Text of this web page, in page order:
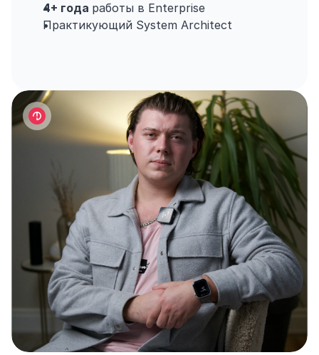
4+ года работы в Enterprise
Практикующий System Architect